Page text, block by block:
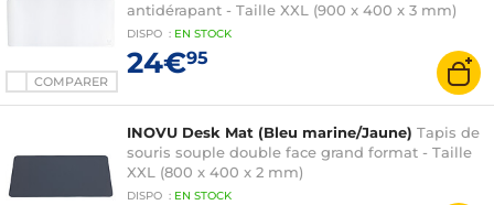
COMPARER
antidérapant - Taille XXL (900 x 400 x 3 mm)
DISPO : EN STOCK
24€95
INOVU Desk Mat (Bleu marine/Jaune) Tapis de
souris souple double face grand format - Taille
XXL (800 x 400 x 2 mm)
DISPO : EN STOCK